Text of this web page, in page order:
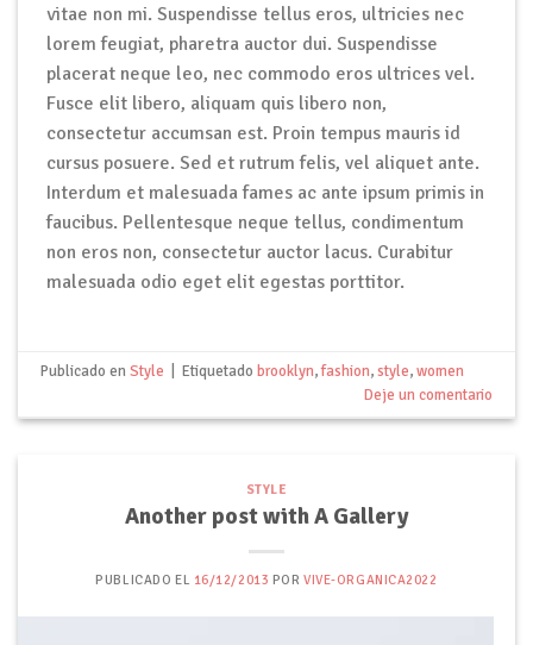
vitae non mi. Suspendisse tellus eros, ultricies nec
lorem feugiat, pharetra auctor dui. Suspendisse
placerat neque leo, nec commodo eros ultrices vel.
Fusce elit libero, aliquam quis libero non,
consectetur accumsan est. Proin tempus mauris id
cursus posuere. Sed et rutrum felis, vel aliquet ante.
Interdum et malesuada fames ac ante ipsum primis in
faucibus. Pellentesque neque tellus, condimentum
non eros non, consectetur auctor lacus. Curabitur
malesuada odio eget elit egestas porttitor.
Publicado enStyle Etiquetado brooklyn,fashion,style,women
Deje un comentario
STYLE
Another post with A Gallery
PUBLICADO EL 16/12/2013 PORVIVE-ORGANICA2022